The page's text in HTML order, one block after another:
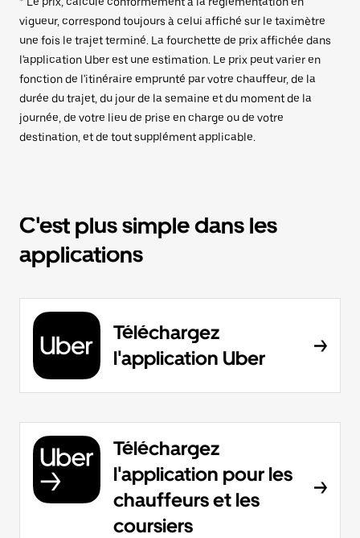
vigueur, correspond toujours à celui affiché sur le taximètre
une fois le trajet terminé. La fourchette de prix affichée dans
l'application Uber est une estimation. Le prix peut varier en
fonction de l'itinéraire emprunté par votre chauffeur, de la
durée du trajet, du jour de la semaine et du moment de la
journée, de votre lieu de prise en charge ou de votre
destination, et de tout supplément applicable.
C'est plus simple dans les
applications
Téléchargez
l'application Uber
Téléchargez
l'application pour les
chauffeurs et les
coursiers